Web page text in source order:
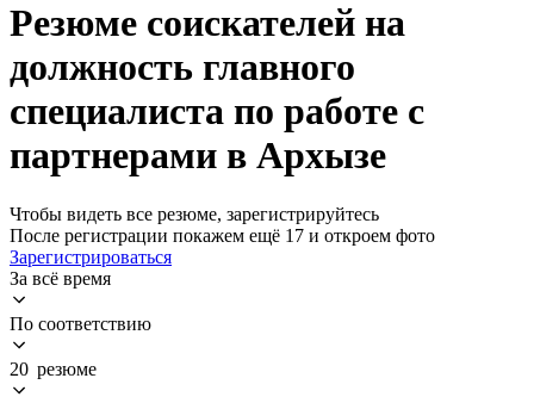
Резюме соискателей на
должность главного
специалиста по работе с
партнерами в Архызе
Чтобы видеть все резюме, зарегистрируйтесь
После регистрации покажем ещё 17 и откроем фото
Зарегистрироваться
За всё время
По соответствию
20 резюме